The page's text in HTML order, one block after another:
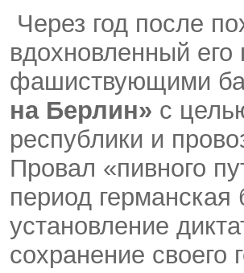
Через год после
вдохновленный
фашиствующими
на Берлин» с
республики и
Провал «пивного
период
установление
сохранение своего